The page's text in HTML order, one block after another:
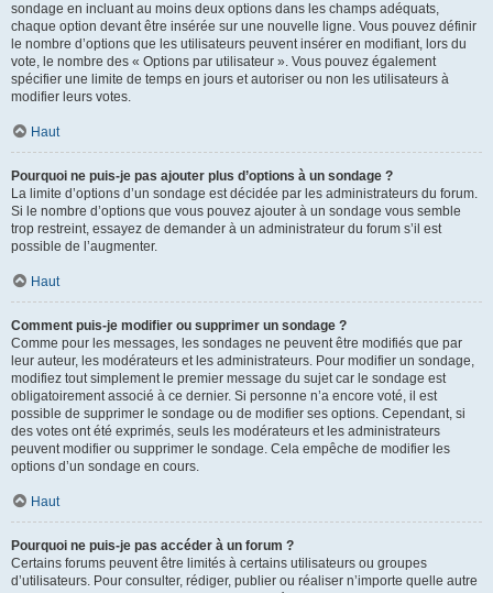
sondage en incluant au moins deux options dans les champs adéquats,
chaque option devant être insérée sur une nouvelle ligne. Vous pouvez définir
le nombre d’options que les utilisateurs peuvent insérer en modifiant, lors du
vote, le nombre des « Options par utilisateur ». Vous pouvez également
spécifier une limite de temps en jours et autoriser ou non les utilisateurs à
modifier leurs votes.
Haut
Pourquoi ne puis-je pas ajouter plus d’options à un sondage ?
La limite d’options d’un sondage est décidée par les administrateurs du forum.
Si le nombre d’options que vous pouvez ajouter à un sondage vous semble
trop restreint, essayez de demander à un administrateur du forum s’il est
possible de l’augmenter.
Haut
Comment puis-je modifier ou supprimer un sondage ?
Comme pour les messages, les sondages ne peuvent être modifiés que par
leur auteur, les modérateurs et les administrateurs. Pour modifier un sondage,
modifiez tout simplement le premier message du sujet car le sondage est
obligatoirement associé à ce dernier. Si personne n’a encore voté, il est
possible de supprimer le sondage ou de modifier ses options. Cependant, si
des votes ont été exprimés, seuls les modérateurs et les administrateurs
peuvent modifier ou supprimer le sondage. Cela empêche de modifier les
options d’un sondage en cours.
Haut
Pourquoi ne puis-je pas accéder à un forum ?
Certains forums peuvent être limités à certains utilisateurs ou groupes
d’utilisateurs. Pour consulter, rédiger, publier ou réaliser n’importe quelle autre